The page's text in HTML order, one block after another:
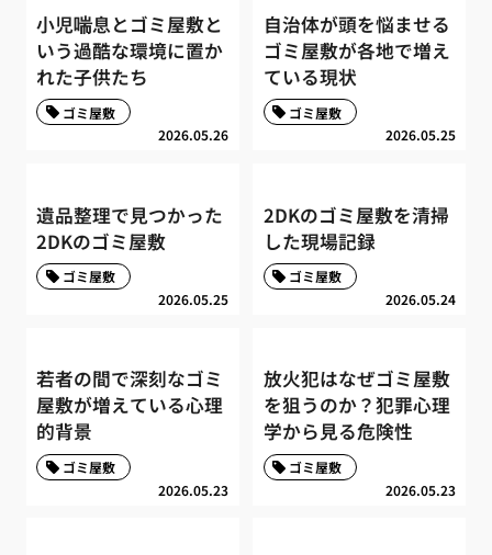
小児喘息とゴミ屋敷と
いう過酷な環境に置か
れた子供たち
2026.05.26
ゴミ屋敷
自治体が頭を悩ませる
ゴミ屋敷が各地で増え
ている現状
2026.05.25
ゴミ屋敷
遺品整理で見つかった
2DKのゴミ屋敷
2026.05.25
ゴミ屋敷
2DKのゴミ屋敷を清掃
した現場記録
2026.05.24
ゴミ屋敷
若者の間で深刻なゴミ
屋敷が増えている心理
的背景
2026.05.23
ゴミ屋敷
放火犯はなぜゴミ屋敷
を狙うのか？犯罪心理
学から見る危険性
2026.05.23
ゴミ屋敷